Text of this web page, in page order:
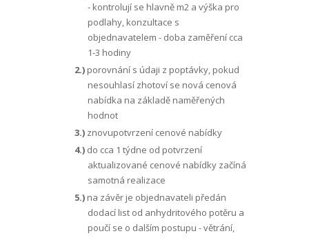
- kontrolují se hlavně m2 a výška pro
podlahy, konzultace s
objednavatelem - doba zaměření cca
1-3 hodiny
2.)porovnání s údaji z poptávky, pokud
nesouhlasí zhotoví se nová cenová
nabídka na základě naměřených
hodnot
3.)znovupotvrzení cenové nabídky
4.)do cca 1 týdne od potvrzení
aktualizované cenové nabídky začíná
samotná realizace
5.)na závěr je objednavateli předán
dodací list od anhydritového potěru a
poučí se o dalším postupu - větrání,